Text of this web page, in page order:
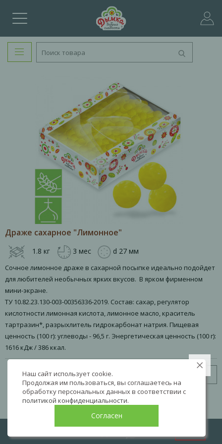
Драже сахарное "Лимонное"
1.8 кг 3 мес d 27 мм
Сочное лимонное драже в сахарной посыпке идеально подойдет
для любителей необычных ярких вкусов. В ярком фирменном
мини-экране.
ТУ 10.82.23.130-003-00356336-2019. Состав: сахар, регулятор
кислотности лимонная кислота, лимонное масло, краситель
тартразин*, разрыхлитель гидрокарбонат натрия. Пищевая
ценность (100 г): углеводы - 96,5 г. Энергетическая ценность (100 г):
1616 кДж / 386 ккал.
Узнать цену
Наш сайт использует cookie.
Продолжая им пользоваться, вы соглашаетесь на
обработку персональных данных в соответствии с
политикой конфиденциальности.
Согласен